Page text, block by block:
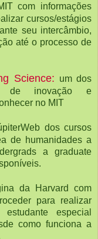
com informações
cursos/estágios
seu intercâmbio,
até o processo de
Science: um dos
de inovação e
no MIT
dos cursos
de humanidades a
a graduate
da Harvard com
para realizar
especial
como funciona a